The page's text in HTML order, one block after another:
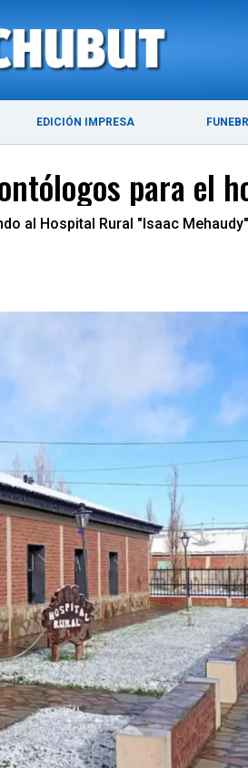
EDICIÓN IMPRESA
ÚLTIMAS NOTICIAS PUERTO MADRYN
para el
al Hospital Rural "Isaac